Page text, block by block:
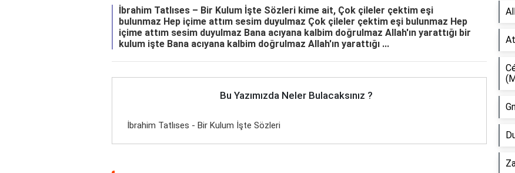
İbrahim Tatlıses – Bir Kulum İşte Sözleri kime ait, Çok çileler çektim eşi
bulunmaz Hep içime attım sesim duyulmaz Çok çileler çektim eşi bulunmaz Hep
içime attım sesim duyulmaz Bana acıyana kalbim doğrulmaz Allah'ın yarattığı bir
kulum işte Bana acıyana kalbim doğrulmaz Allah'ın yarattığı ...
Bu Yazımızda Neler Bulacaksınız ?
İbrahim Tatlıses - Bir Kulum İşte Sözleri